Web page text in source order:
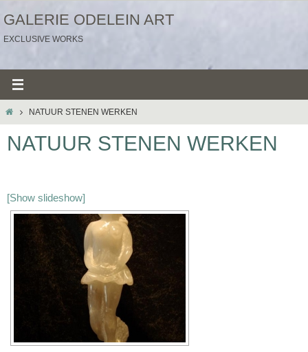
naar
de
GALERIE ODELEIN ART
EXCLUSIVE WORKS
HOMENATUUR STENEN WERKEN
NATUUR STENEN WERKEN
[Show slideshow]